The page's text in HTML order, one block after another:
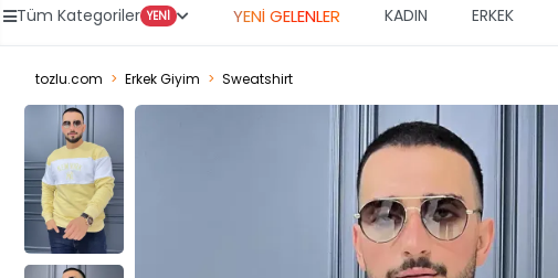
Tüm Kategoriler YENİ YENİ GELENLER KADIN ERKEK
tozlu.com Erkek Giyim Sweatshirt